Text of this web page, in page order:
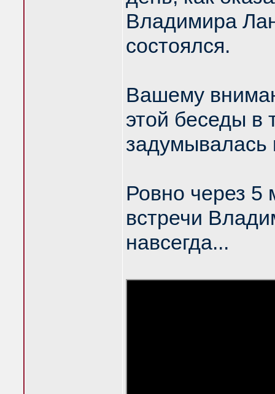
Владимира
состоялся.
Вашему
этой беседы в
задумывалась
Ровно через 5
встречи
навсегда...